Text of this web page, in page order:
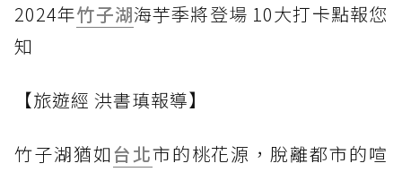
2024年竹子湖海芋季將登場 10大打卡點報您
知
【旅遊經 洪書瑱報導】
竹子湖猶如台北市的桃花源，脫離都市的喧